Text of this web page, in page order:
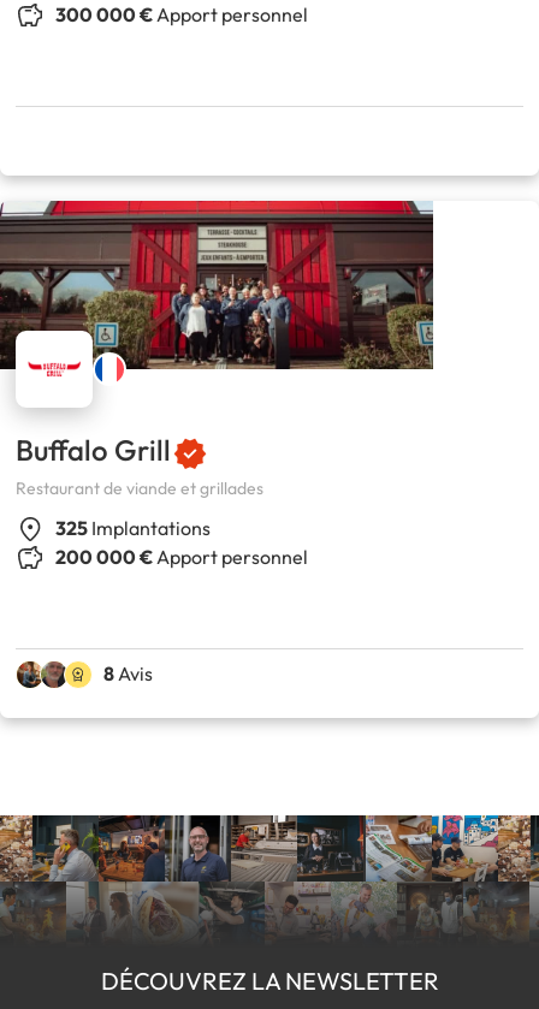
300 000 €Apport personnel
Buffalo Grill
Restaurant de viande et grillades
325 Implantations
200 000 €Apport personnel
8Avis
DÉCOUVREZ LA NEWSLETTER